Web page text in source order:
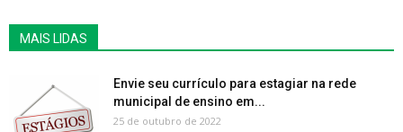
MAIS LIDAS
Envie seu currículo para estagiar na rede
municipal de ensino em...
25 de outubro de 2022